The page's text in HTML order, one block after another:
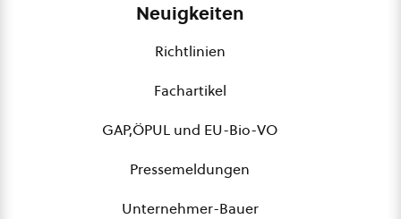
Neuigkeiten
Richtlinien
Fachartikel
GAP,ÖPUL und EU-Bio-VO
Pressemeldungen
Unternehmer-Bauer